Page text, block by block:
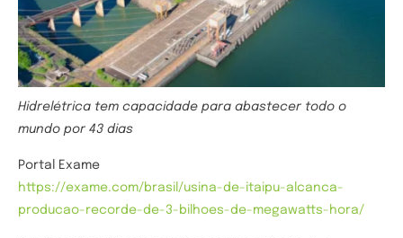
Hidrelétrica tem capacidade para abastecer todo o
mundo por 43 dias
Portal Exame
https://exame.com/brasil/usina-de-itaipu-alcanca-
producao-recorde-de-3-bilhoes-de-megawatts-hora/